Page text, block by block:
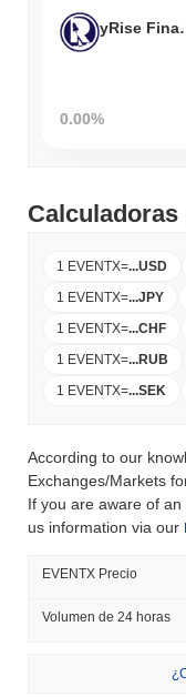
0.00%
1 EVENTX=...USD
1 EVENTX=...JPY
1 EVENTX=...CHF
1 EVENTX=...RUB
1 EVENTX=...SEK
According to our
Exchanges/Markets
If you are aware of
us information via our
EVENTX Precio
Volumen de 24 horas